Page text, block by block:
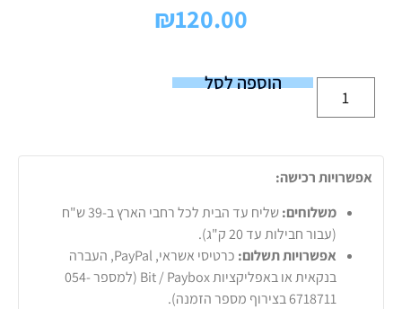
₪120.00
הוספה לסל
אפשרויות רכישה:
משלוחים:
שליח עד הבית לכל רחבי הארץ ב-39 ש"ח
(עבור חבילות עד 20 ק"ג).
אפשרויות תשלום:
כרטיסי אשראי, PayPal, העברה
בנקאית או באפליקציות Bit / Paybox (למספר 054-
6718711 בצירוף מספר הזמנה).